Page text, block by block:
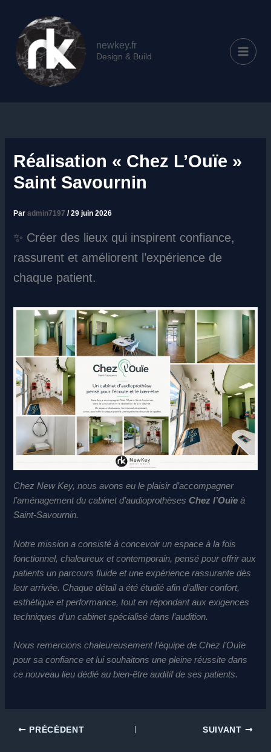
contenu
newkey.fr
Design & Build
Réalisation « Chez L’Ouïe »
Saint Savournin
Paradmin7197/29 juin 2026
✨ Créer des lieux qui inspirent confiance,
rassurent et améliorent l’expérience de
chaque patient.
Chez New Key, nous avons eu le plaisir d’accompagner
l’aménagement du cabinet d’audioprothèsesChez l’Ouïe à
Saint-Savournin.
Notre mission a consisté à concevoir un espace à la fois
fonctionnel, chaleureux et contemporain, pensé pour offrir aux
patients un parcours fluide et une expérience rassurante dès
leur arrivée. Chaque détail a été étudié afin d’allier confort,
esthétique et performance, tout en répondant aux exigences
techniques d’un cabinet spécialisé dans l’audition.
Nous remercions chaleureusement l’équipe de Chez l’Ouïe
pour sa confiance et lui souhaitons une pleine réussite dans
ce nouveau lieu dédié au bien-être auditif de ses patients.
PRÉCÉDENT SUIVANT